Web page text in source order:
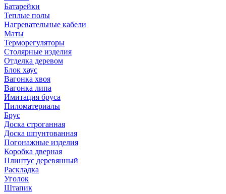
Батарейки
Теплые полы
Нагревательные кабели
Маты
Терморегуляторы
Столярные изделия
Отделка деревом
Блок хаус
Вагонка хвоя
Вагонка липа
Имитация бруса
Пиломатериалы
Брус
Доска строганная
Доска шпунтованная
Погонажные изделия
Коробка дверная
Плинтус деревянный
Раскладка
Уголок
Штапик